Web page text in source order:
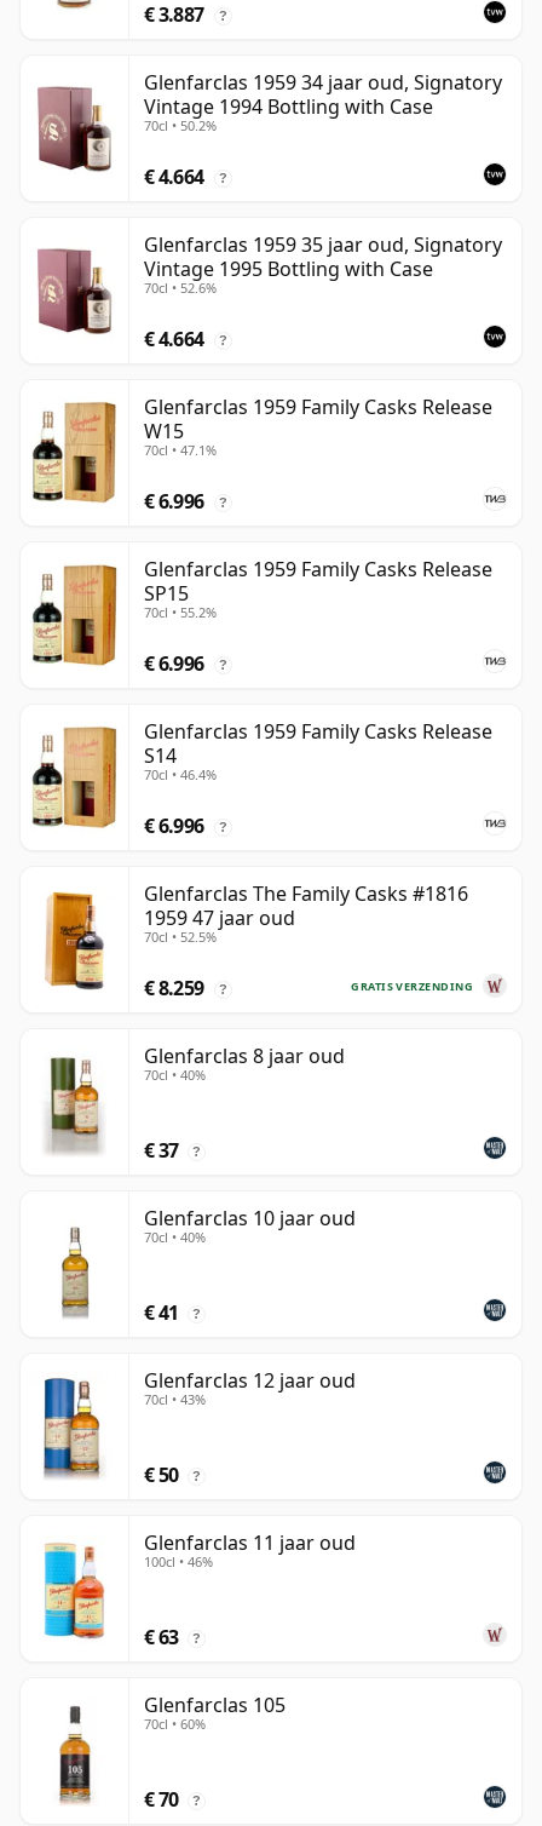
€ 3.887 ?
Glenfarclas 1959 34 jaar oud, Signatory
Vintage 1994 Bottling with Case
70cl • 50.2%
€ 4.664 ?
Glenfarclas 1959 35 jaar oud, Signatory
Vintage 1995 Bottling with Case
70cl • 52.6%
€ 4.664 ?
Glenfarclas 1959 Family Casks Release
W15
70cl • 47.1%
€ 6.996 ?
Glenfarclas 1959 Family Casks Release
SP15
70cl • 55.2%
€ 6.996 ?
Glenfarclas 1959 Family Casks Release
S14
70cl • 46.4%
€ 6.996 ?
Glenfarclas The Family Casks #1816
1959 47 jaar oud
70cl • 52.5%
GRATIS VERZENDING
€ 8.259 ?
Glenfarclas 8 jaar oud
70cl • 40%
€ 37 ?
Glenfarclas 10 jaar oud
70cl • 40%
€ 41 ?
Glenfarclas 12 jaar oud
70cl • 43%
€ 50 ?
Glenfarclas 11 jaar oud
100cl • 46%
€ 63 ?
Glenfarclas 105
70cl • 60%
€ 70 ?